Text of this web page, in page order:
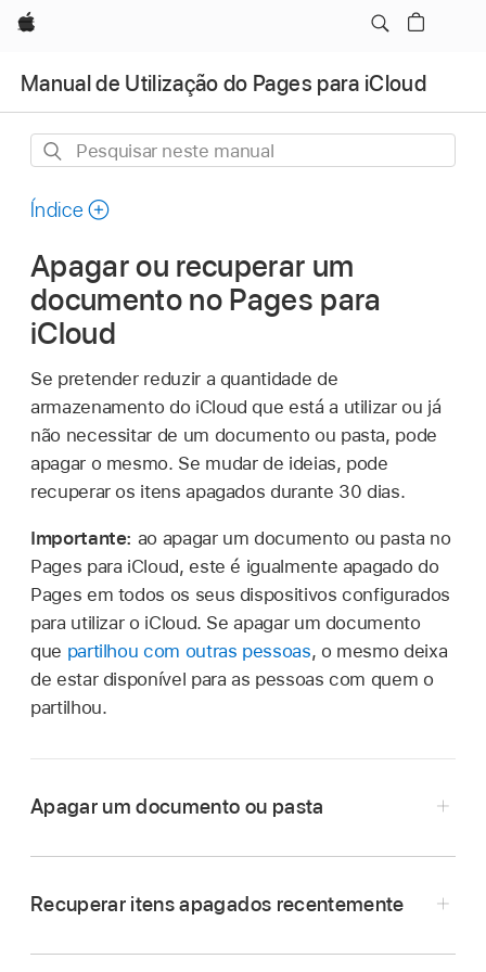
Apple
Manual de Utilização do Pages para iCloud
Pesquisar
manual
Índice
Apagar ou recuperar um
documento no Pages para
iCloud
Se pretender reduzir a quantidade de
armazenamento do iCloud que está a utilizar ou já
não necessitar de um documento ou pasta, pode
apagar o mesmo. Se mudar de ideias, pode
recuperar os itens apagados durante 30 dias.
Importante: ao apagar um documento ou pasta no
Pages para iCloud, este é igualmente apagado do
Pages em todos os seus dispositivos configurados
para utilizar o iCloud. Se apagar um documento
que partilhou com outras pessoas, o mesmo deixa
de estar disponível para as pessoas com quem o
partilhou.
Apagar um documento ou pasta
Clique no botão “Lixo”
na barra de
Recuperar itens apagados recentemente